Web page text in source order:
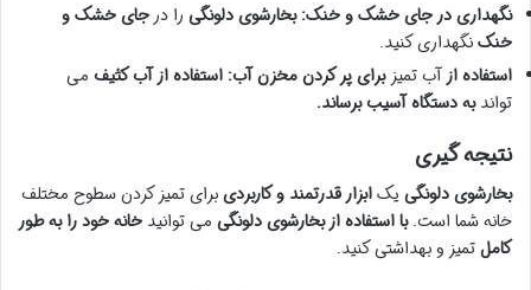
نگهداری در جای خشک و خنک: بخارشوی دلونگی را در جای خشک و
خنکنگهداری کنید.
استفاده از آب تمیز برای پر کردن مخزن آب: استفاده از آب کثیف می
تواندبه دستگاه آسیب برساند.
نتیجه گیری
بخارشوی دلونگییکابزار قدرتمند و کاربردیبرای تمیز کردن سطوح مختلف
خانه شما است.با استفاده از بخارشوی دلونگی می توانید خانه خود را به طور
کاملتمیز و بهداشتی کنید.